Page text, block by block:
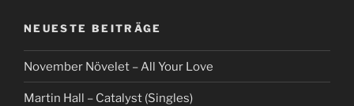
NEUESTE BEITRÄGE
November Növelet – All Your Love
Martin Hall – Catalyst (Singles)